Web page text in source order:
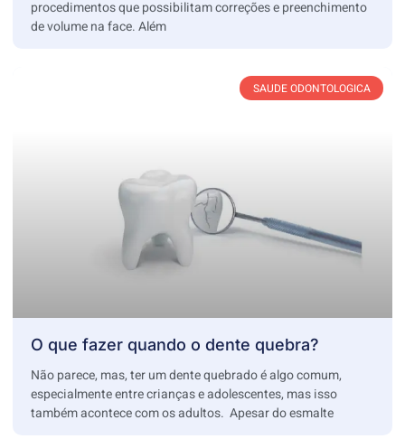
procedimentos que possibilitam correções e preenchimento
de volume na face. Além
SAUDE ODONTOLOGICA
O que fazer quando o dente quebra?
Não parece, mas, ter um dente quebrado é algo comum,
especialmente entre crianças e adolescentes, mas isso
também acontece com os adultos. Apesar do esmalte